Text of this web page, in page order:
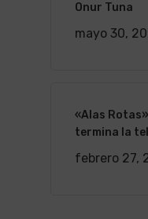
Onur Tuna
mayo 30,
«Alas
termina la
febrero 27,